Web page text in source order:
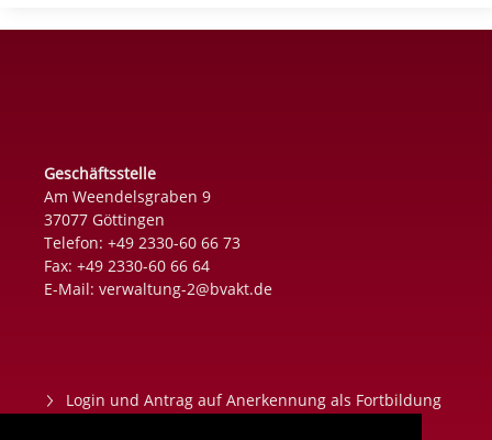
Geschäftsstelle
Am Weendelsgraben 9
37077 Göttingen
Telefon: +49 2330-60 66 73
Fax: +49 2330-60 66 64
E-Mail: verwaltung-2@bvakt.de
Login und Antrag auf Anerkennung als Fortbildung